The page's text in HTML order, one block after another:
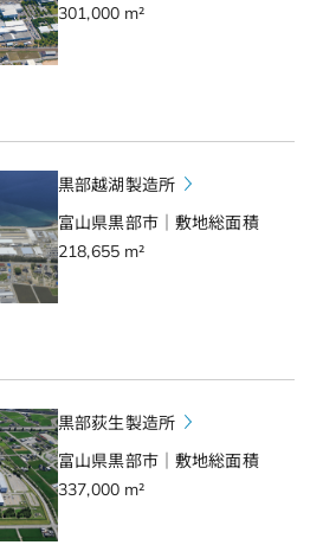
301,000 m²
黒部越湖製造所
富山県黒部市｜敷地総面積
218,655 m²
黒部荻生製造所
富山県黒部市｜敷地総面積
337,000 m²